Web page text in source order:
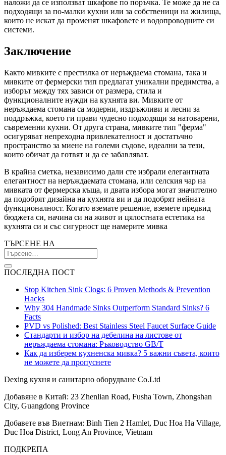
наложи да се използват шкафове по поръчка. Те може да не са
подходящи за по-малки кухни или за собственици на жилища,
които не искат да променят шкафовете и водопроводните си
системи.
Заключение
Както мивките с престилка от неръждаема стомана, така и
мивките от фермерски тип предлагат уникални предимства, а
изборът между тях зависи от размера, стила и
функционалните нужди на кухнята ви. Мивките от
неръждаема стомана са модерни, издръжливи и лесни за
поддръжка, което ги прави чудесно подходящи за натоварени,
съвременни кухни. От друга страна, мивките тип "ферма"
осигуряват непреходна привлекателност и достатъчно
пространство за миене на големи съдове, идеални за тези,
които обичат да готвят и да се забавляват.
В крайна сметка, независимо дали сте избрали елегантната
елегантност на неръждаемата стомана, или селския чар на
мивката от фермерска къща, и двата избора могат значително
да подобрят дизайна на кухнята ви и да подобрят нейната
функционалност. Когато вземате решение, вземете предвид
бюджета си, начина си на живот и цялостната естетика на
кухнята си и със сигурност ще намерите мивка
ТЪРСЕНЕ НА
ПОСЛЕДНА ПОСТ
Stop Kitchen Sink Clogs: 6 Proven Methods & Prevention
Hacks
Why 304 Handmade Sinks Outperform Standard Sinks? 6
Facts
PVD vs Polished: Best Stainless Steel Faucet Surface Guide
Стандарти и избор на дебелина на листове от
неръждаема стомана: Ръководство GB/T
Как да изберем кухненска мивка? 5 важни съвета, които
не можете да пропуснете
Dexing кухня и санитарно оборудване Co.Ltd
Добавяне в Китай: 23 Zhenlian Road, Fusha Town, Zhongshan
City, Guangdong Province
Добавете във Виетнам: Binh Tien 2 Hamlet, Duc Hoa Ha Village,
Duc Hoa District, Long An Province, Vietnam
ПОДКРЕПА